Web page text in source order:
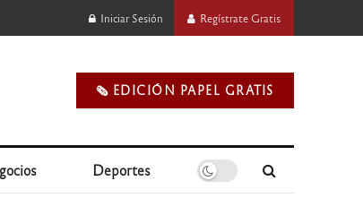
Iniciar Sesión Regístrate Gratis
🗞️ EDICIÓN PAPEL GRATIS
Deportes